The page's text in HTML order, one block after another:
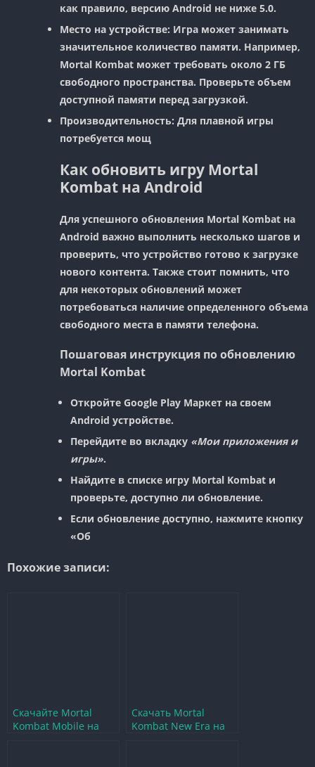
как правило, версию Android не ниже 5.0.
Место на устройстве: Игра может занимать
значительное количество памяти. Например,
Mortal Kombat может требовать около 2 ГБ
свободного пространства. Проверьте объем
доступной памяти перед загрузкой.
Производительность: Для плавной игры
потребуется мощ
Как обновить игру Mortal
Kombat на Android
Для успешного обновления Mortal Kombat на
Android важно выполнить несколько шагов и
проверить, что устройство готово к загрузке
нового контента. Также стоит помнить, что
для некоторых обновлений может
потребоваться наличие определенного объема
свободного места в памяти телефона.
Пошаговая инструкция по обновлению
Mortal Kombat
Откройте Google Play Маркет на своем
Android устройстве.
Перейдите во вкладку «Мои приложения и
игры».
Найдите в списке игру Mortal Kombat и
проверьте, доступно ли обновление.
Если обновление доступно, нажмите кнопку
«Об
Похожие записи:
Скачайте Mortal
Kombat Mobile на
Скачать Mortal
Kombat New Era на